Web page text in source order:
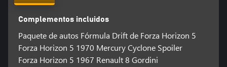
Complementos incluidos
Paquete de autos Fórmula Drift de Forza Horizon 5
Forza Horizon 5 1970 Mercury Cyclone Spoiler
Forza Horizon 5 1967 Renault 8 Gordini